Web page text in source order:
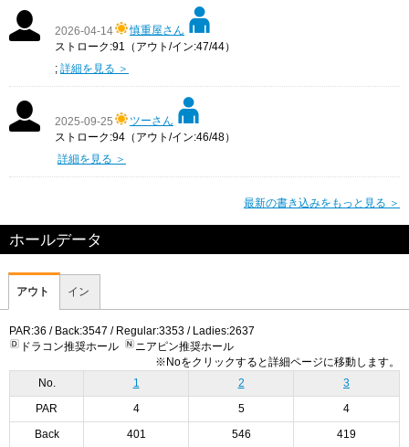
2026-04-14
慎重屋さん
ストローク:91（アウト/イン:47/44）
; 詳細を見る ＞
2025-09-25
ツーさん
ストローク:94（アウト/イン:46/48）
詳細を見る ＞
最新の書き込みをもっと見る ＞
ホールデータ
アウト イン
PAR:36 / Back:3547 / Regular:3353 / Ladies:2637
ドラコン推奨ホール
ニアピン推奨ホール
※Noをクリックすると詳細ページに移動します。
No.
1 2 3
PAR 4 5 4
Back 401 546 419